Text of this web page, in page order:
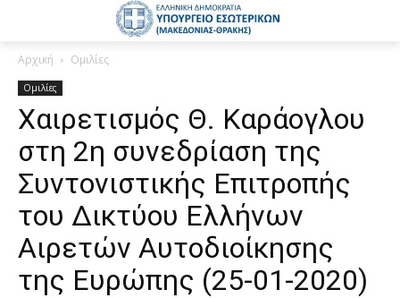
Αρχική Ομιλίες
Ομιλίες
Χαιρετισμός Θ. Καράογλου
στη 2η συνεδρίαση της
Συντονιστικής Επιτροπής
του Δικτύου Ελλήνων
Αιρετών Αυτοδιοίκησης
της Ευρώπης (25-01-2020)